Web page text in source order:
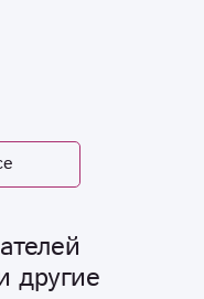
другие